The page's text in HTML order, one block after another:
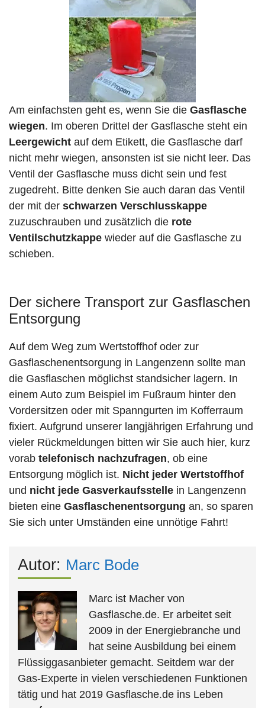
Am einfachsten geht es, wenn Sie die Gasflasche
wiegen. Im oberen Drittel der Gasflasche steht ein
Leergewicht auf dem Etikett, die Gasflasche darf
nicht mehr wiegen, ansonsten ist sie nicht leer. Das
Ventil der Gasflasche muss dicht sein und fest
zugedreht. Bitte denken Sie auch daran das Ventil
der mit der schwarzen Verschlusskappe
zuzuschrauben und zusätzlich die rote
Ventilschutzkappe wieder auf die Gasflasche zu
schieben.
Der sichere Transport zur Gasflaschen
Entsorgung
Auf dem Weg zum Wertstoffhof oder zur
Gasflaschenentsorgung in Langenzenn sollte man
die Gasflaschen möglichst standsicher lagern. In
einem Auto zum Beispiel im Fußraum hinter den
Vordersitzen oder mit Spanngurten im Kofferraum
fixiert. Aufgrund unserer langjährigen Erfahrung und
vieler Rückmeldungen bitten wir Sie auch hier, kurz
vorab telefonisch nachzufragen, ob eine
Entsorgung möglich ist. Nicht jeder Wertstoffhof
und nicht jede Gasverkaufsstelle in Langenzenn
bieten eine Gasflaschenentsorgung an, so sparen
Sie sich unter Umständen eine unnötige Fahrt!
Autor: Marc Bode
Marc ist Macher von
Gasflasche.de. Er arbeitet seit
2009 in der Energiebranche und
hat seine Ausbildung bei einem
Flüssiggasanbieter gemacht. Seitdem war der
Gas-Experte in vielen verschiedenen Funktionen
tätig und hat 2019 Gasflasche.de ins Leben